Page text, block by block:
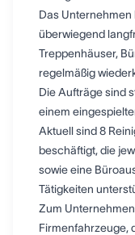
Das
überwiegend
Treppenhäuser,
regelmäßig
Die Aufträge sind
einem
Aktuell sind 8
beschäftigt, die
sowie eine
Tätigkeiten
Zum
Firmenfahrzeuge,